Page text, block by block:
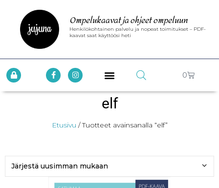
Ompelukaavat ja ohjeet ompeluun
Henkilökohtainen palvelu ja nopeat toimitukset – PDF-
kaavat saat käyttöösi heti
0
elf
Etusivu / Tuotteet avainsanalla “elf”